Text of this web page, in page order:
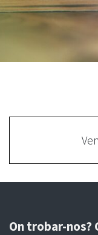
On trobar-nos?